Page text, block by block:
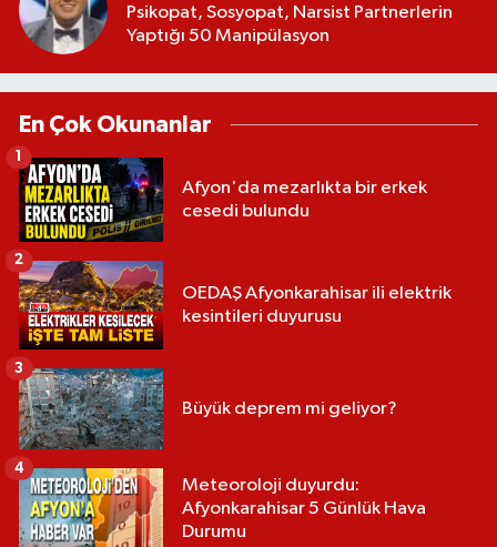
Psikopat, Sosyopat, Narsist Partnerlerin
Yaptığı 50 Manipülasyon
En Çok Okunanlar
Afyon'da mezarlıkta bir erkek
cesedi bulundu
1
OEDAŞ Afyonkarahisar ili elektrik
kesintileri duyurusu
2
Büyük deprem mi geliyor?
3
Meteoroloji duyurdu:
Afyonkarahisar 5 Günlük Hava
Durumu
4